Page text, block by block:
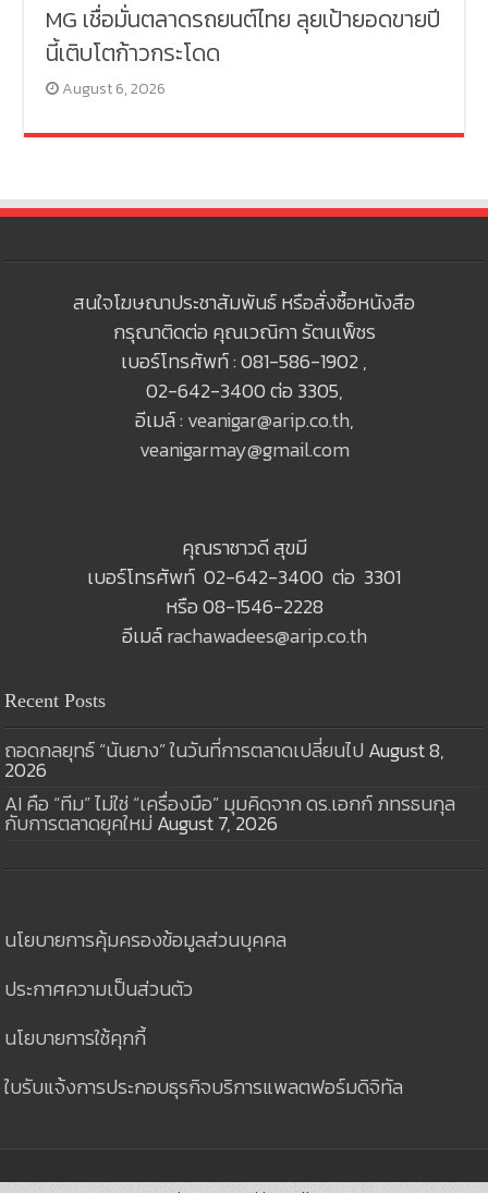
MG เชื่อมั่นตลาดรถยนต์ไทย ลุยเป้ายอดขายปี
นี้เติบโตก้าวกระโดด
August 6, 2026
สนใจโฆษณาประชาสัมพันธ์ หรือสั่งซื้อหนังสือ
กรุณาติดต่อ คุณเวณิกา รัตนเพ็ชร
เบอร์โทรศัพท์ : 081-586-1902 ,
02-642-3400 ต่อ 3305,
อีเมล์ : veanigar@arip.co.th,
veanigarmay@gmail.com
คุณราชาวดี สุขมี
เบอร์โทรศัพท์ 02-642-3400 ต่อ 3301
หรือ 08-1546-2228
อีเมล์rachawadees@arip.co.th
Recent Posts
ถอดกลยุทธ์ “นันยาง” ในวันที่การตลาดเปลี่ยนไป August 8,
2026
AI คือ “ทีม” ไม่ใช่ “เครื่องมือ” มุมคิดจาก ดร.เอกก์ ภทรธนกุล
กับการตลาดยุคใหม่ August 7, 2026
นโยบายการคุ้มครองข้อมูลส่วนบุคคล
ประกาศความเป็นส่วนตัว
นโยบายการใช้คุกกี้
ใบรับแจ้งการประกอบธุรกิจบริการแพลตฟอร์มดิจิทัล